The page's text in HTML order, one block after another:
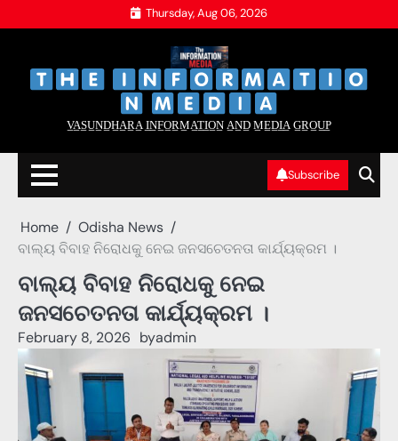
to
Thursday, Aug 06, 2026
V̲A̲S̲U̲N̲D̲H̲A̲R̲A̲ I̲N̲F̲O̲R̲M̲A̲T̲I̲O̲N̲ A̲N̲D̲ M̲E̲D̲I̲A̲ G̲R̲O̲U̲P̲
Subscribe
Home
Odisha News
ବାଲ୍ୟ ବିବାହ ନିରୋଧକୁ ନେଇ ଜନସଚେତନତା କାର୍ଯ୍ୟକ୍ରମ ।
ବାଲ୍ୟ ବିବାହ ନିରୋଧକୁ ନେଇ
ଜନସଚେତନତା କାର୍ଯ୍ୟକ୍ରମ ।
February 8, 2026 byadmin